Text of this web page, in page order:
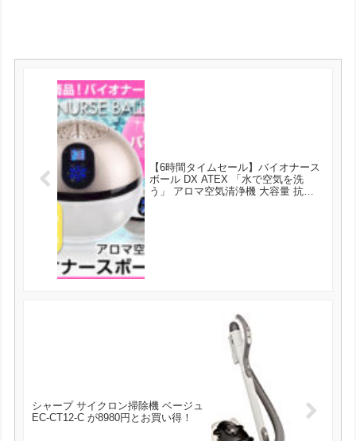
【6時間タイムセール】バイオナース
ボール DX ATEX 「水で空気を洗
う」 アロマ空気清浄機 大容量 抗菌
シャープ サイクロン掃除機 ベージュ
EC-CT12-C が8980円とお買い得！